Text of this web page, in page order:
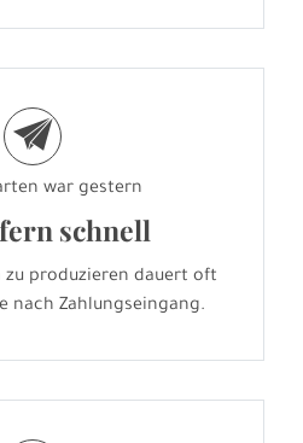
e
war gestern
schnell
zu produzieren dauert oft
nach Zahlungseingang.